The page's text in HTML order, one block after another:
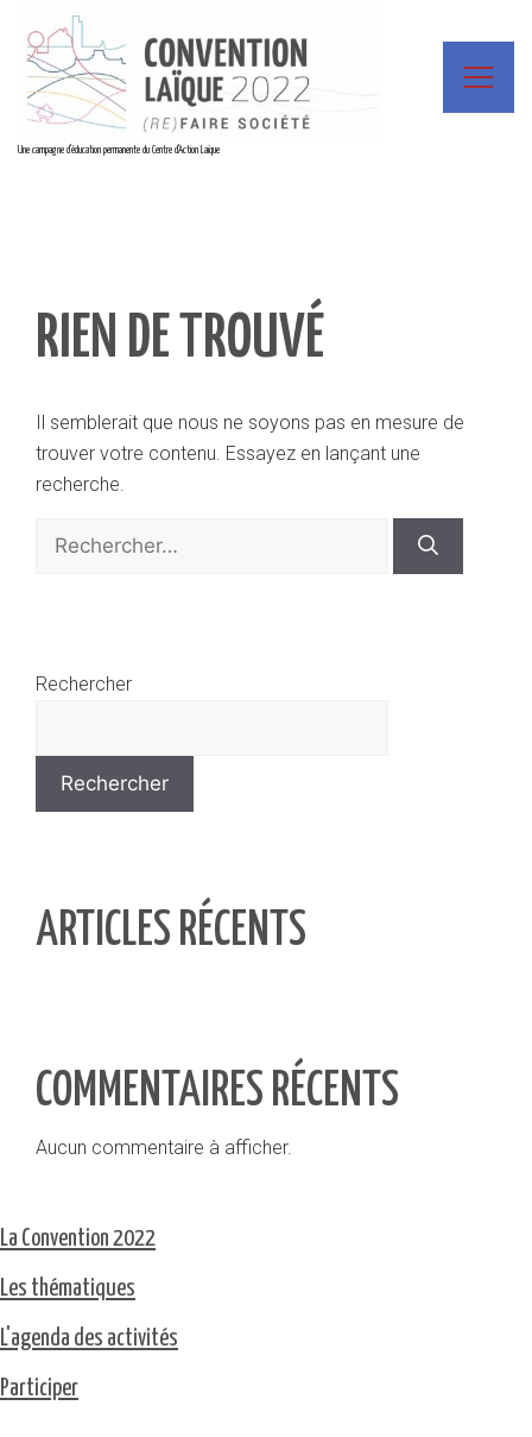
Une campagne d'éducation permanente du Centre d'Action Laïque
RIEN DE TROUVÉ
Il semblerait que nous ne soyons pas en mesure de
trouver votre contenu. Essayez en lançant une
recherche.
Rechercher
Rechercher
ARTICLES RÉCENTS
COMMENTAIRES RÉCENTS
Aucun commentaire à afficher.
La Convention 2022
Les thématiques
L'agenda des activités
Participer